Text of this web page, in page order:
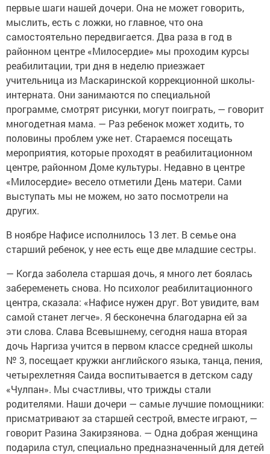
первые шаги нашей дочери. Она не может говорить,
мыслить, есть с ложки, но главное, что она
самостоятельно передвигается. Два раза в год в
районном центре «Милосердие» мы проходим курсы
реабилитации, три дня в неделю приезжает
учительница из Маскаринской коррекционной школы-
интерната. Они занимаются по специальной
программе, смотрят рисунки, могут поиграть, — говорит
многодетная мама. — Раз ребенок может ходить, то
половины проблем уже нет. Стараемся посещать
мероприятия, которые проходят в реабилитационном
центре, районном Доме культуры. Недавно в центре
«Милосердие» весело отметили День матери. Сами
выступать мы не можем, но зато посмотрели на
других.
В ноябре Нафисе исполнилось 13 лет. В семье она
старший ребенок, у нее есть еще две младшие сестры.
— Когда заболела старшая дочь, я много лет боялась
забеременеть снова. Но психолог реабилитационного
центра, сказала: «Нафисе нужен друг. Вот увидите, вам
самой станет легче». Я бесконечна благодарна ей за
эти слова. Слава Всевышнему, сегодня наша вторая
дочь Наргиза учится в первом классе средней школы
№ 3, посещает кружки английского языка, танца, пения,
четырехлетняя Саида воспитывается в детском саду
«Чулпан». Мы счастливы, что трижды стали
родителями. Наши дочери — самые лучшие помощники:
присматривают за старшей сестрой, вместе играют, —
говорит Разина Закирзянова. — Одна добрая женщина
подарила стул, специально предназначенный для детей